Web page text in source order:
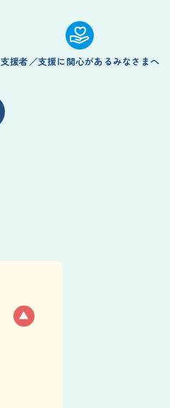
支援者／支援に関心があるみなさまへ